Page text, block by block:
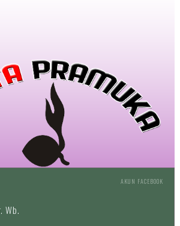
AKUN FACEBOOK
Wb.